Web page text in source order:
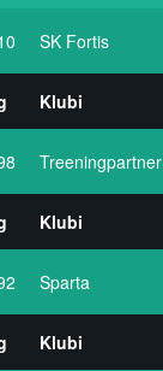
SK Fortis
Klubi
Treeningpartner
Klubi
Sparta
Klubi